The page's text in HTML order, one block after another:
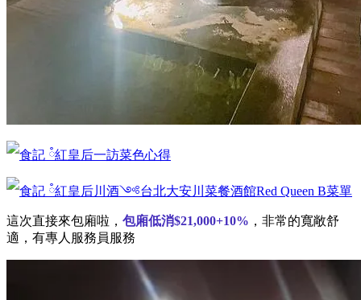
一訪菜色心得
菜單
這次直接來包廂啦， 包廂低消$21,000+10% ，非常的寬敞舒
適，有專人服務員服務